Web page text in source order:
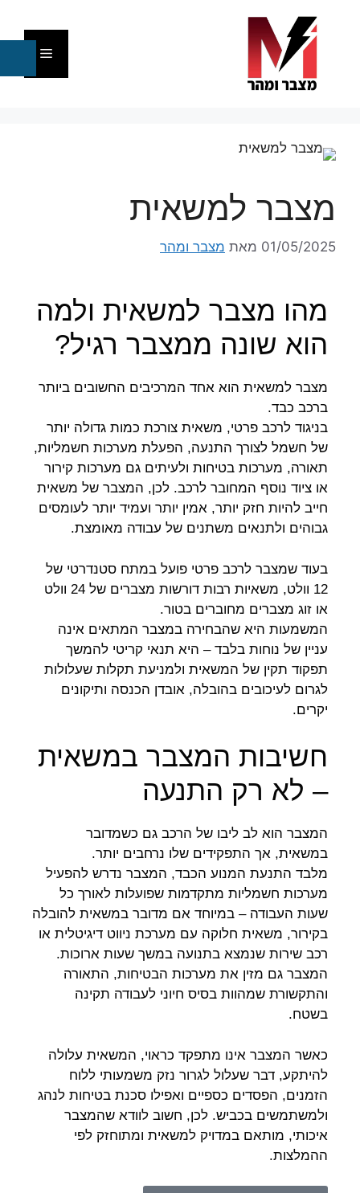
מצבר למשאית
01/05/2025 מאת מצבר ומהר
מהו מצבר למשאית ולמה
הוא שונה ממצבר רגיל?
מצבר למשאית הוא אחד המרכיבים החשובים ביותר
ברכב כבד.
בניגוד לרכב פרטי, משאית צורכת כמות גדולה יותר
של חשמל לצורך התנעה, הפעלת מערכות חשמליות,
תאורה, מערכות בטיחות ולעיתים גם מערכות קירור
או ציוד נוסף המחובר לרכב. לכן, המצבר של משאית
חייב להיות חזק יותר, אמין יותר ועמיד יותר לעומסים
גבוהים ולתנאים משתנים של עבודה מאומצת.
בעוד שמצבר לרכב פרטי פועל במתח סטנדרטי של
12 וולט, משאיות רבות דורשות מצברים של 24 וולט
או זוג מצברים מחוברים בטור.
המשמעות היא שהבחירה במצבר המתאים אינה
עניין של נוחות בלבד – היא תנאי קריטי להמשך
תפקוד תקין של המשאית ולמניעת תקלות שעלולות
לגרום לעיכובים בהובלה, אובדן הכנסה ותיקונים
יקרים.
חשיבות המצבר במשאית
– לא רק התנעה
המצבר הוא לב ליבו של הרכב גם כשמדובר
במשאית, אך התפקידים שלו נרחבים יותר.
מלבד התנעת המנוע הכבד, המצבר נדרש להפעיל
מערכות חשמליות מתקדמות שפועלות לאורך כל
שעות העבודה – במיוחד אם מדובר במשאית להובלה
בקירור, משאית חלוקה עם מערכת ניווט דיגיטלית או
רכב שירות שנמצא בתנועה במשך שעות ארוכות.
המצבר גם מזין את מערכות הבטיחות, התאורה
והתקשורת שמהוות בסיס חיוני לעבודה תקינה
בשטח.
כאשר המצבר אינו מתפקד כראוי, המשאית עלולה
להיתקע, דבר שעלול לגרור נזק משמעותי ללוח
הזמנים, הפסדים כספיים ואפילו סכנת בטיחות לנהג
ולמשתמשים בכביש. לכן, חשוב לוודא שהמצבר
איכותי, מותאם במדויק למשאית ומתוחזק לפי
ההמלצות.